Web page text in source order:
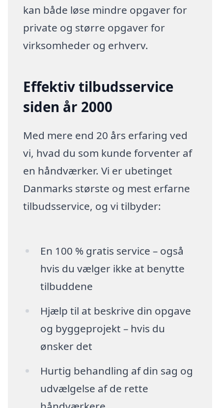
kan både løse mindre opgaver for
private og større opgaver for
virksomheder og erhverv.
Effektiv tilbudsservice
siden år 2000
Med mere end 20 års erfaring ved
vi, hvad du som kunde forventer af
en håndværker. Vi er ubetinget
Danmarks største og mest erfarne
tilbudsservice, og vi tilbyder:
En 100 % gratis service – også
hvis du vælger ikke at benytte
tilbuddene
Hjælp til at beskrive din opgave
og byggeprojekt – hvis du
ønsker det
Hurtig behandling af din sag og
udvælgelse af de rette